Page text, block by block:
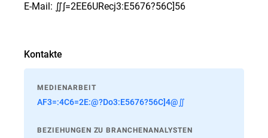
E-Mail: ∬∫=2EE6URecj3:E5676?56C]56
Kontakte
MEDIENARBEIT
AF3=:4C6=2E:@?Do3:E5676?56C]4@∬
BEZIEHUNGEN ZU BRANCHENANALYSTEN